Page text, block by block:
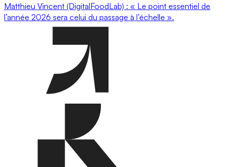
Matthieu Vincent (DigitalFoodLab) : « Le point essentiel de
l’année 2026 sera celui du passage à l’échelle ».